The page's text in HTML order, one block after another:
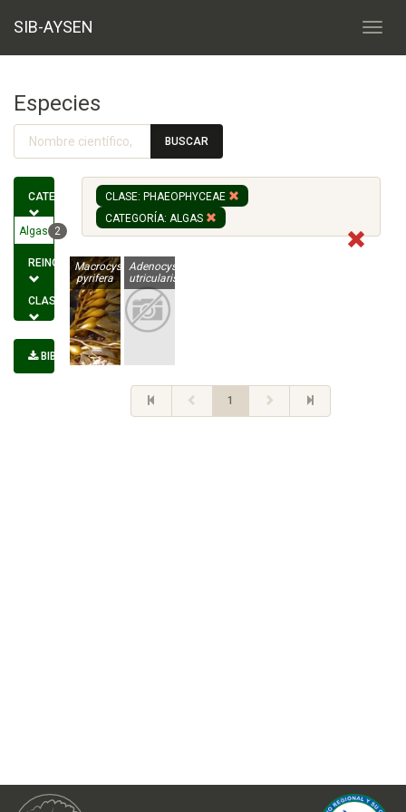
SIB-AYSEN
Especies
BUSCAR
CATEGORÍA
Algas 2
REINO
CLASE
BIBLIOGRAFÍA
CLASE: PHAEOPHYCEAE
CATEGORÍA: ALGAS
Macrocystis
pyrifera
Adenocystis
utricularis
1